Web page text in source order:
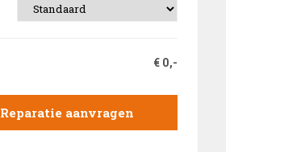
€ 0,-
Reparatie aanvragen